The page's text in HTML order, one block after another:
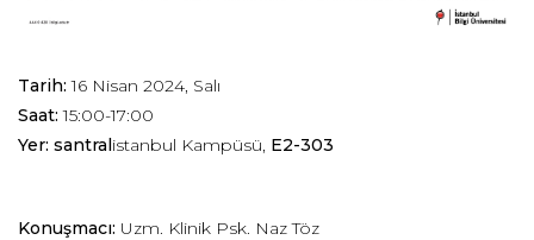
Tarih: 16 Nisan 2024, Salı
Saat: 15:00-17:00
Yer: santralistanbul Kampüsü, E2-303
Konuşmacı: Uzm. Klinik Psk. Naz Töz